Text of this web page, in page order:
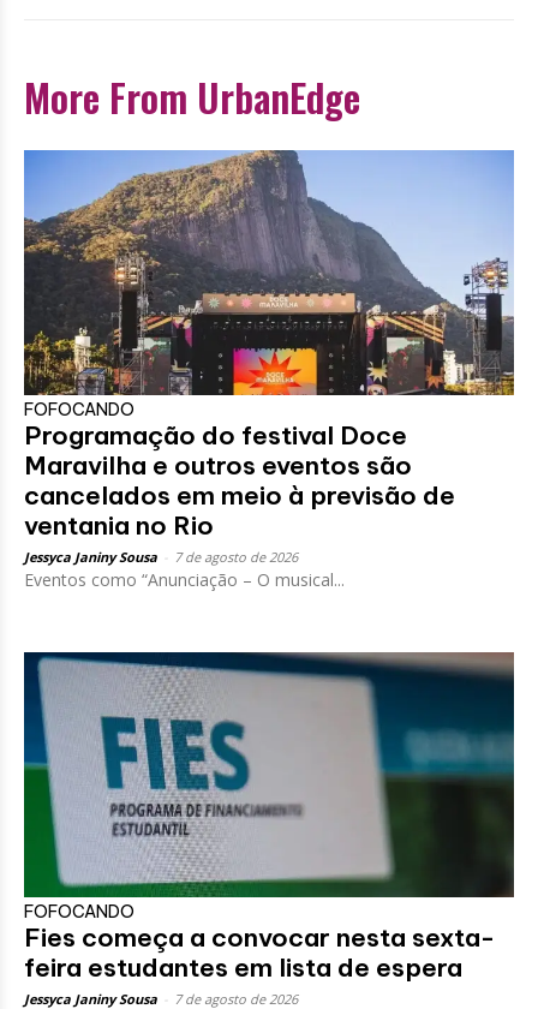
More From UrbanEdge
FOFOCANDO
Programação do festival Doce
Maravilha e outros eventos são
cancelados em meio à previsão de
ventania no Rio
Jessyca Janiny Sousa 7 de agosto de 2026
Eventos como “Anunciação – O musical...
FOFOCANDO
Fies começa a convocar nesta sexta-
feira estudantes em lista de espera
Jessyca Janiny Sousa 7 de agosto de 2026